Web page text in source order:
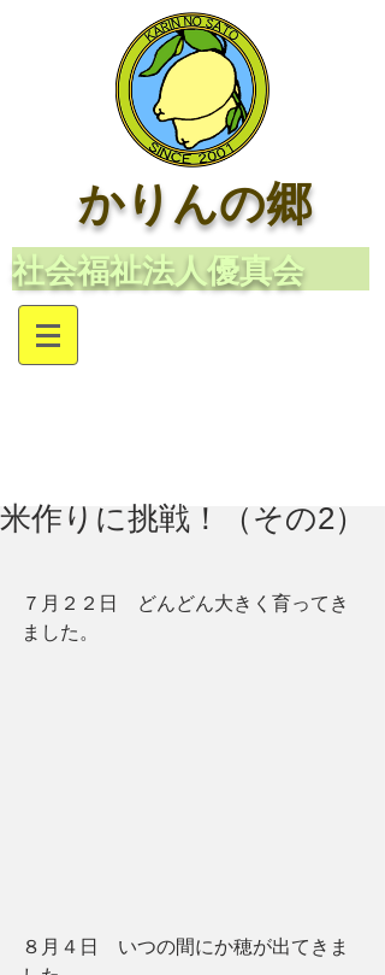
かりんの郷
​社会福祉法人優真会
米作りに挑戦！（その2）
７月２２日　どんどん大きく育ってき
ました。
８月４日　いつの間にか穂が出てきま